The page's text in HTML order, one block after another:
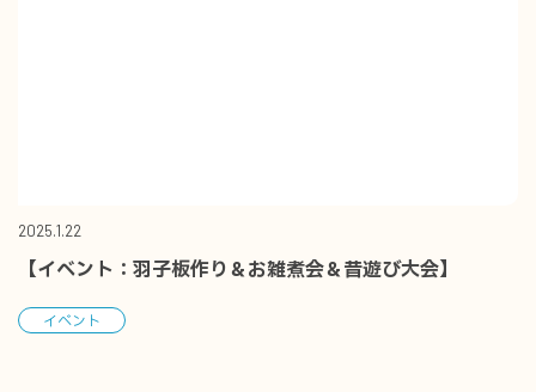
2025.1.22
【イベント：羽子板作り＆お雑煮会＆昔遊び大会】
イベント